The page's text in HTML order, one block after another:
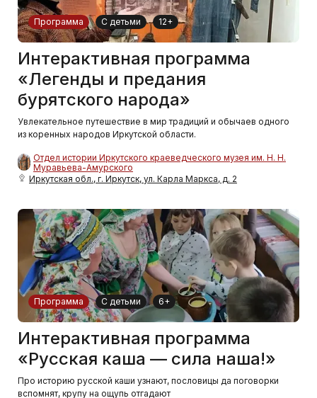
Программа С детьми 12+
Интерактивная программа
«Легенды и предания
бурятского народа»
Увлекательное путешествие в мир традиций и обычаев одного
из коренных народов Иркутской области.
Отдел истории Иркутского краеведческого музея им. Н. Н.
Муравьева-Амурского
Иркутская обл., г. Иркутск, ул. Карла Маркса, д. 2
Программа С детьми 6+
Интерактивная программа
«Русская каша — сила наша!»
Про историю русской каши узнают, пословицы да поговорки
вспомнят, крупу на ощупь отгадают